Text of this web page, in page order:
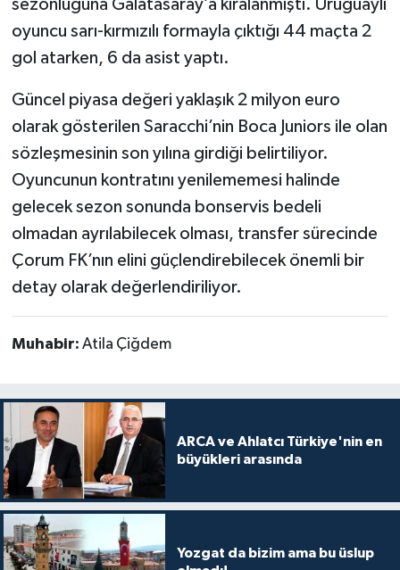
sezonluğuna Galatasaray’a kiralanmıştı. Uruguaylı
oyuncu sarı-kırmızılı formayla çıktığı 44 maçta 2
gol atarken, 6 da asist yaptı.
Güncel piyasa değeri yaklaşık 2 milyon euro
olarak gösterilen Saracchi’nin Boca Juniors ile olan
sözleşmesinin son yılına girdiği belirtiliyor.
Oyuncunun kontratını yenilememesi halinde
gelecek sezon sonunda bonservis bedeli
olmadan ayrılabilecek olması, transfer sürecinde
Çorum FK’nın elini güçlendirebilecek önemli bir
detay olarak değerlendiriliyor.
Muhabir: Atila Çiğdem
ARCA ve Ahlatcı Türkiye'nin en
büyükleri arasında
Yozgat da bizim ama bu üslup